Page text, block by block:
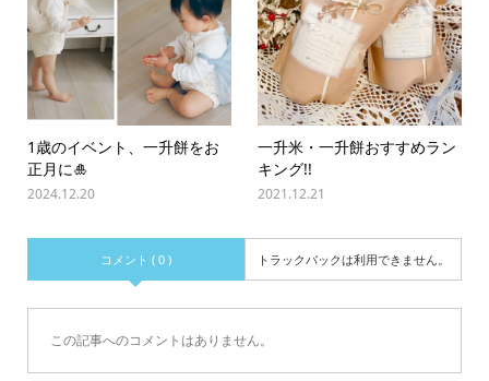
1歳のイベント、一升餅をお
正月に🎍
2024.12.20
一升米・一升餅おすすめラン
キング!!
2021.12.21
コメント ( 0 ) トラックバックは利用できません。
この記事へのコメントはありません。